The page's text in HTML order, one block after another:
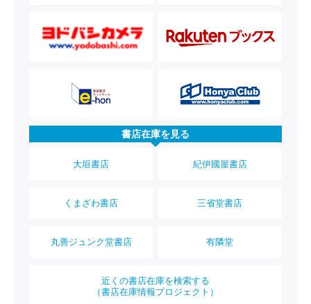
書店在庫を見る
大垣書店 紀伊國屋書店
くまざわ書店 三省堂書店
丸善ジュンク堂書店 有隣堂
近くの書店在庫を検索する
（書店在庫情報プロジェクト）